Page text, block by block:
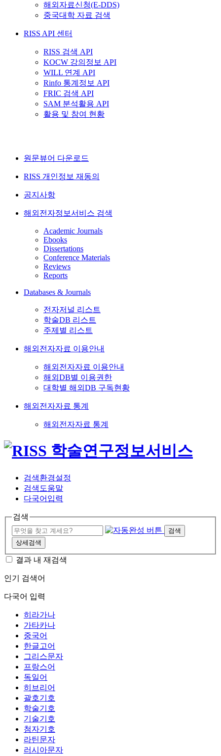
해외자료신청(E-DDS)
중국대학 자료 검색
RISS API 센터
RISS 검색 API
KOCW 강의정보 API
WILL 연계 API
Rinfo 통계정보 API
FRIC 검색 API
SAM 분석활용 API
활용 및 참여 현황
원문뷰어 다운로드
RISS 개인정보 재동의
공지사항
해외전자정보서비스 검색
Academic Journals
Ebooks
Dissertations
Conference Materials
Reviews
Reports
Databases & Journals
전자저널 리스트
학술DB 리스트
주제별 리스트
해외전자자료 이용안내
해외전자자료 이용안내
해외DB별 이용권한
대학별 해외DB 구독현황
해외전자자료 통계
해외전자자료 통계
검색환경설정
검색도움말
다국어입력
검색
검색
상세검색
결과 내 재검색
인기 검색어
다국어 입력
히라가나
가타카나
중국어
한글고어
그리스문자
프랑스어
독일어
히브리어
괄호기호
학술기호
기술기호
첨자기호
라틴문자
러시아문자